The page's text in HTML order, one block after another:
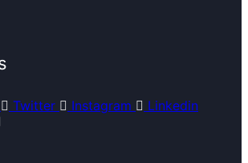
Twitter Instagram
Linkedin